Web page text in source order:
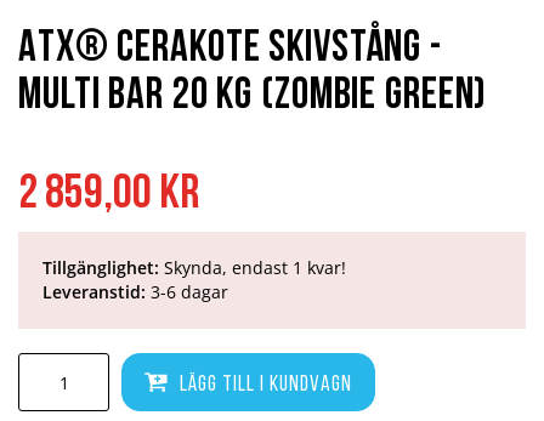
2 859,00 kr
Lägg till i kundvagn
Tillgänglighet: Skynda, endast 1 kvar!
Leveranstid: 3-6 dagar
ATX® Cerakote Skivstång -
Multi Bar 20 kg (Zombie Green)